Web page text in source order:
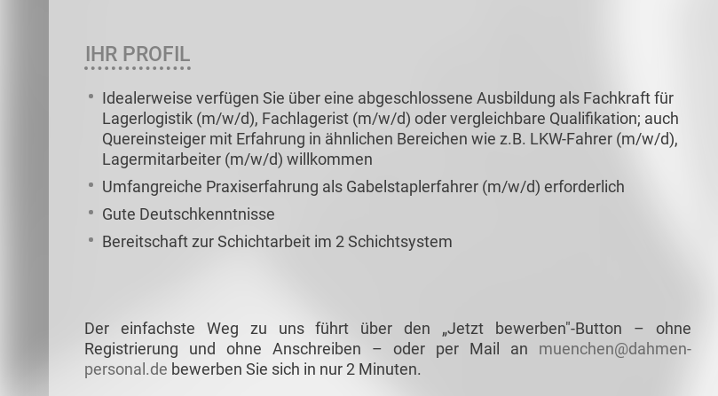
IHR PROFIL
Idealerweise verfügen Sie über eine abgeschlossene Ausbildung als Fachkraft für
Lagerlogistik (m/w/d), Fachlagerist (m/w/d) oder vergleichbare Qualifikation; auch
Quereinsteiger mit Erfahrung in ähnlichen Bereichen wie z.B. LKW-Fahrer (m/w/d),
Lagermitarbeiter (m/w/d) willkommen
Umfangreiche Praxiserfahrung als Gabelstaplerfahrer (m/w/d) erforderlich
Gute Deutschkenntnisse
Bereitschaft zur Schichtarbeit im 2 Schichtsystem
Der einfachste Weg zu uns führt über den „Jetzt bewerben"-Button – ohne
Registrierung und ohne Anschreiben – oder per Mail an muenchen@dahmen-
personal.de bewerben Sie sich in nur 2 Minuten.